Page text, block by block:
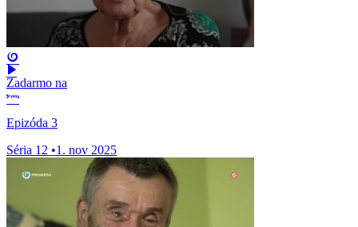
Zadarmo na
Epizóda 3
Séria 12 •1. nov 2025